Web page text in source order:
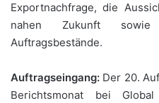
Exportnachfrage, die
nahen Zukunft
Auftragsbestände.
Auftragseingang: Der 20.
Berichtsmonat bei